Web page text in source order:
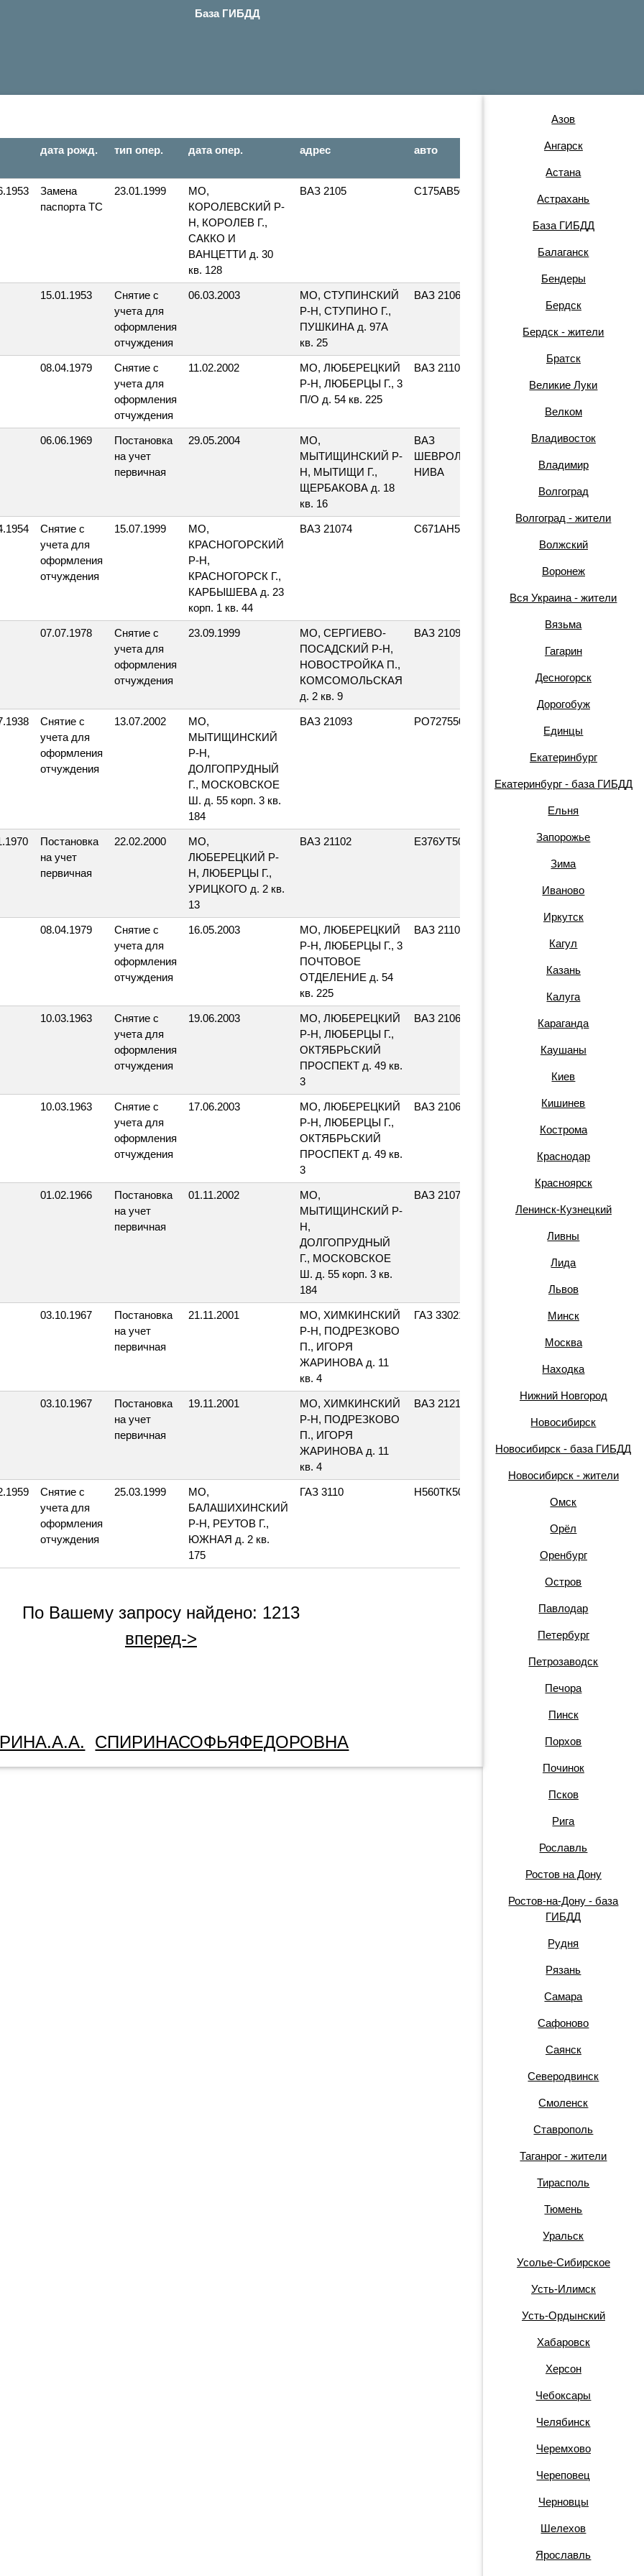
База ГИБДД
дата рожд. тип опер. дата опер. адрес авто
дата
вып.
Замена
паспорта ТС
23.01.1999
МО,
КОРОЛЕВСКИЙ Р-
Н, КОРОЛЕВ Г.,
САККО И
ВАНЦЕТТИ д. 30
кв. 128
ВАЗ 2105 С175АВ50
15.01.1953
Снятие с
учета для
оформления
отчуждения
06.03.2003
МО, СТУПИНСКИЙ
Р-Н, СТУПИНО Г.,
ПУШКИНА д. 97А
кв. 25
ВАЗ 21063
08.04.1979
Снятие с
учета для
оформления
отчуждения
11.02.2002
МО, ЛЮБЕРЕЦКИЙ
Р-Н, ЛЮБЕРЦЫ Г., 3
П/О д. 54 кв. 225
ВАЗ 21102 1999
06.06.1969
Постановка
на учет
первичная
29.05.2004
МО,
МЫТИЩИНСКИЙ Р-
Н, МЫТИЩИ Г.,
ЩЕРБАКОВА д. 18
кв. 16
ВАЗ
ШЕВРОЛЕ
НИВА
2004
Снятие с
учета для
оформления
отчуждения
15.07.1999
МО,
КРАСНОГОРСКИЙ
Р-Н,
КРАСНОГОРСК Г.,
КАРБЫШЕВА д. 23
корп. 1 кв. 44
ВАЗ 21074 С671АН50
07.07.1978
Снятие с
учета для
оформления
отчуждения
23.09.1999
МО, СЕРГИЕВО-
ПОСАДСКИЙ Р-Н,
НОВОСТРОЙКА П.,
КОМСОМОЛЬСКАЯ
д. 2 кв. 9
ВАЗ 21099 1997
Снятие с
учета для
оформления
отчуждения
13.07.2002
МО,
МЫТИЩИНСКИЙ
Р-Н,
ДОЛГОПРУДНЫЙ
Г., МОСКОВСКОЕ
Ш. д. 55 корп. 3 кв.
184
ВАЗ 21093 РО727550
Постановка
на учет
первичная
22.02.2000
МО,
ЛЮБЕРЕЦКИЙ Р-
Н, ЛЮБЕРЦЫ Г.,
УРИЦКОГО д. 2 кв.
13
ВАЗ 21102 Е376УТ50
08.04.1979
Снятие с
учета для
оформления
отчуждения
16.05.2003
МО, ЛЮБЕРЕЦКИЙ
Р-Н, ЛЮБЕРЦЫ Г., 3
ПОЧТОВОЕ
ОТДЕЛЕНИЕ д. 54
кв. 225
ВАЗ 21102
10.03.1963
Снятие с
учета для
оформления
отчуждения
19.06.2003
МО, ЛЮБЕРЕЦКИЙ
Р-Н, ЛЮБЕРЦЫ Г.,
ОКТЯБРЬСКИЙ
ПРОСПЕКТ д. 49 кв.
3
ВАЗ 21065 1998
10.03.1963
Снятие с
учета для
оформления
отчуждения
17.06.2003
МО, ЛЮБЕРЕЦКИЙ
Р-Н, ЛЮБЕРЦЫ Г.,
ОКТЯБРЬСКИЙ
ПРОСПЕКТ д. 49 кв.
3
ВАЗ 21065 1998
01.02.1966
Постановка
на учет
первичная
01.11.2002
МО,
МЫТИЩИНСКИЙ Р-
Н,
ДОЛГОПРУДНЫЙ
Г., МОСКОВСКОЕ
Ш. д. 55 корп. 3 кв.
184
ВАЗ 21074
03.10.1967
Постановка
на учет
первичная
21.11.2001
МО, ХИМКИНСКИЙ
Р-Н, ПОДРЕЗКОВО
П., ИГОРЯ
ЖАРИНОВА д. 11
кв. 4
ГАЗ 33021 2001
03.10.1967
Постановка
на учет
первичная
19.11.2001
МО, ХИМКИНСКИЙ
Р-Н, ПОДРЕЗКОВО
П., ИГОРЯ
ЖАРИНОВА д. 11
кв. 4
ВАЗ 21214 Т427АХ90 2001
Снятие с
учета для
оформления
отчуждения
25.03.1999
МО,
БАЛАШИХИНСКИЙ
Р-Н, РЕУТОВ Г.,
ЮЖНАЯ д. 2 кв.
175
ГАЗ 3110 Н560ТК50
По Вашему запросу найдено: 1213
вперед->
СПИРИНАСОФЬЯФЕДОРОВНА
Азов
Ангарск
Астана
Астрахань
База ГИБДД
Балаганск
Бендеры
Бердск
Бердск - жители
Братск
Великие Луки
Велком
Владивосток
Владимир
Волгоград
Волгоград - жители
Волжский
Воронеж
Вся Украина - жители
Вязьма
Гагарин
Десногорск
Дорогобуж
Единцы
Екатеринбург
Екатеринбург - база ГИБДД
Ельня
Запорожье
Зима
Иваново
Иркутск
Кагул
Казань
Калуга
Караганда
Каушаны
Киев
Кишинев
Кострома
Краснодар
Красноярск
Ленинск-Кузнецкий
Ливны
Лида
Львов
Минск
Москва
Находка
Нижний Новгород
Новосибирск
Новосибирск - база ГИБДД
Новосибирск - жители
Омск
Орёл
Оренбург
Остров
Павлодар
Петербург
Петрозаводск
Печора
Пинск
Порхов
Починок
Псков
Рига
Рославль
Ростов на Дону
Ростов-на-Дону - база
ГИБДД
Рудня
Рязань
Самара
Сафоново
Саянск
Северодвинск
Смоленск
Ставрополь
Таганрог - жители
Тирасполь
Тюмень
Уральск
Усолье-Сибирское
Усть-Илимск
Усть-Ордынский
Хабаровск
Херсон
Чебоксары
Челябинск
Черемхово
Череповец
Черновцы
Шелехов
Ярославль